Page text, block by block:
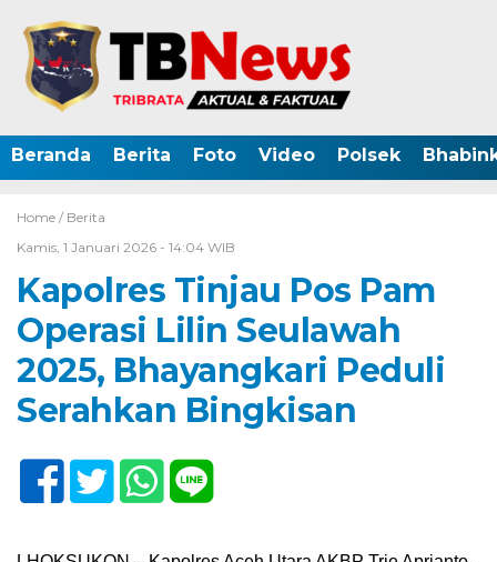
Beranda Berita Foto Video Polsek
Home / Berita
Kamis, 1 Januari 2026 - 14:04 WIB
Kapolres Tinjau Pos Pam
Operasi Lilin Seulawah
2025, Bhayangkari Peduli
Serahkan Bingkisan